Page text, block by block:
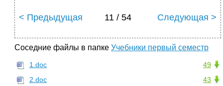
< Предыдущая 11 / 54 Следующая >
Соседние файлы в папке Учебники первый семестр
49
1.doc
43
2.doc